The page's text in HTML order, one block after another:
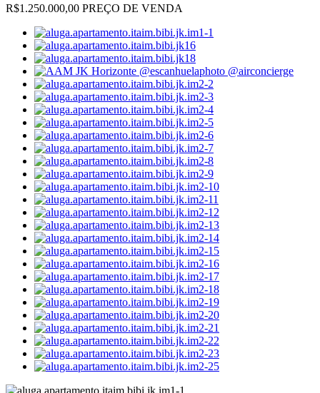
R$1.250.000,00 PREÇO DE VENDA